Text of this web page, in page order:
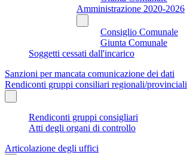
Amministrazione 2020-2026
Consiglio Comunale
Giunta Comunale
Soggetti cessati dall'incarico
Sanzioni per mancata comunicazione dei dati
Rendiconti gruppi consiliari regionali/provinciali
Rendiconti gruppi consigliari
Atti degli organi di controllo
Articolazione degli uffici